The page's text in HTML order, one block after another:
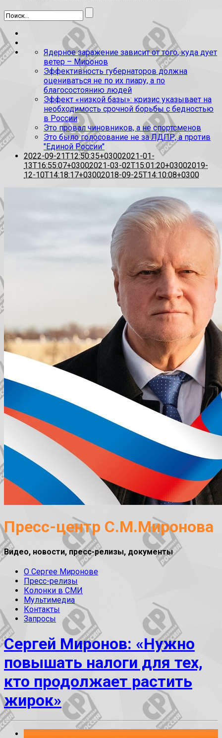
Ядерное заражение зависит от того, куда дует
ветер – Миронов
Эффективность губернаторов должна
оцениваться не по их пиару, а по
благосостоянию людей
Эффект «низкой базы»: кризис указывает на
необходимость срочной борьбы с бедностью
в России
Это провал чиновников, а не спортсменов
Это было голосование не за ЛДПР, а против
"Единой России"
2022-09-21T12:50:35+03002021-01-
13T16:55:07+03002021-03-02T15:01:20+03002019-
12-10T14:18:17+03002018-09-25T14:10:08+0300
Пресс-центр С.М.Миронова
Видео, новости, пресс-релизы, документы
О Сергее Миронове
Пресс-релизы
Колонки в СМИ
Мультимедиа
Контакты
Запросы
Сергей Миронов: «Нужно
повышать налоги для тех,
кто продолжает растить
жирок»